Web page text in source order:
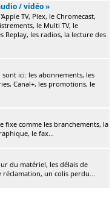
/ vidéo »
TV, Plex, le Chromecast,
le Multi TV, le
Replay, les radios, la lecture des
ici: les abonnements, les
Canal+, les promotions, le
fixe comme les branchements, la
le fax...
du matériel, les délais de
un colis perdu...